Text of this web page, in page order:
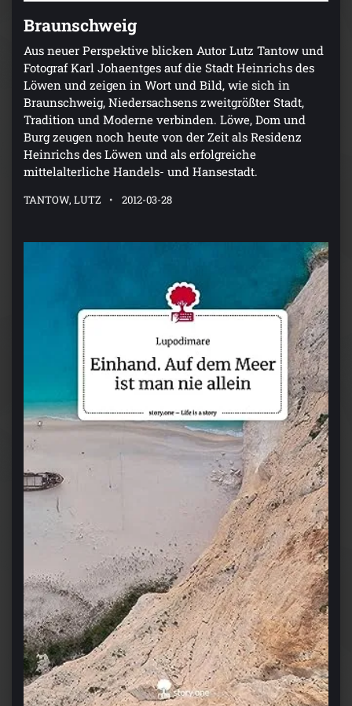
Braunschweig
Aus neuer Perspektive blicken Autor Lutz Tantow und
Fotograf Karl Johaentges auf die Stadt Heinrichs des
Löwen und zeigen in Wort und Bild, wie sich in
Braunschweig, Niedersachsens zweitgrößter Stadt,
Tradition und Moderne verbinden. Löwe, Dom und
Burg zeugen noch heute von der Zeit als Residenz
Heinrichs des Löwen und als erfolgreiche
mittelalterliche Handels- und Hansestadt.
TANTOW, LUTZ 2012-03-28